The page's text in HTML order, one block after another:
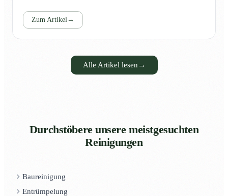
Zum Artikel →
Alle Artikel lesen →
Durchstöbere unsere meistgesuchten
Reinigungen
Baureinigung
Entrümpelung